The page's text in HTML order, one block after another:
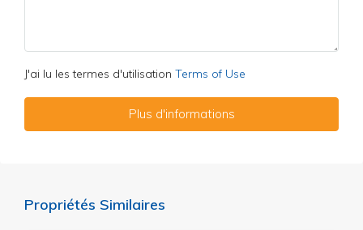
J'ai lu les termes d'utilisation Terms of Use
Plus d'informations
Propriétés Similaires